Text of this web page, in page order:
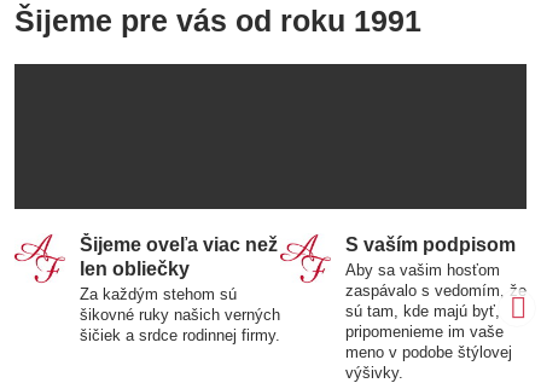
Šijeme pre vás od roku 1991
Šijeme oveľa viac než
len obliečky
Za každým stehom sú
šikovné ruky našich verných
šičiek a srdce rodinnej firmy.
S vaším podpisom
Aby sa vašim hosťom
zaspávalo s vedomím, že
sú tam, kde majú byť,
pripomenieme im vaše
meno v podobe štýlovej
výšivky.